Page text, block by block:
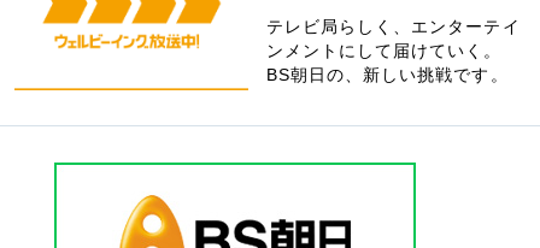
テレビ局らしく、エンターテイ
ンメントにして届けていく。
BS朝日の、新しい挑戦です。